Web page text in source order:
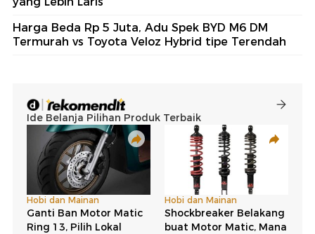
Harga Beda Rp 5 Juta, Adu Spek BYD M6 DM
Termurah vs Toyota Veloz Hybrid tipe Terendah